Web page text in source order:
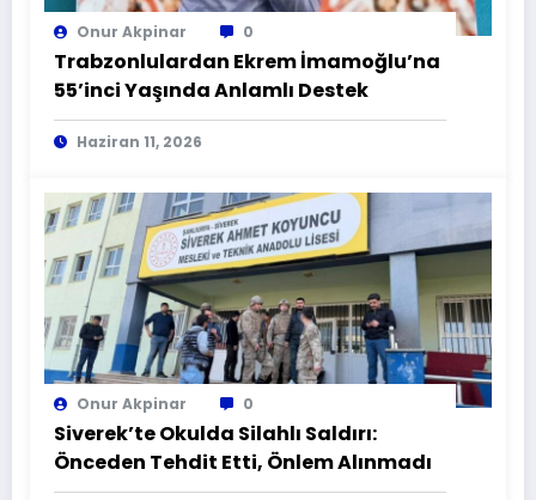
Onur Akpinar 0
Trabzonlulardan Ekrem İmamoğlu’na
55’inci Yaşında Anlamlı Destek
Haziran 11, 2026
Onur Akpinar 0
Siverek’te Okulda Silahlı Saldırı:
Önceden Tehdit Etti, Önlem Alınmadı